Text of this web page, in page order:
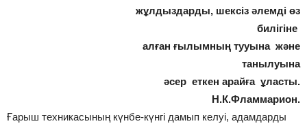
жұлдыздарды, шексіз әлемді өз
билігіне
алған ғылымның тууына және
танылуына
әсер еткен арайға ұласты.
Н.К.Фламмарион.
Ғарыш техникасының күнбе-күнгі дамып келуі, адамдарды